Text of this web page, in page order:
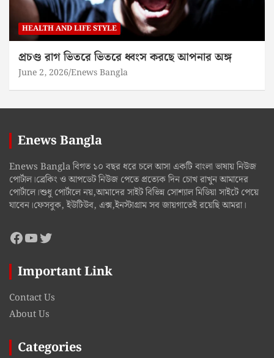
HEALTH AND LIFE STYLE
প্রচণ্ড রাগ ভিতরে ভিতরে ধ্বংস করছে আপনার অঙ্গ
June 2, 2026 Enews Bangla
Enews Bangla
Enews Bangla বিগত ১০ বছর ধরে চলে আসা একটি বাংলা ভাষায় নিউজ
পোর্টাল।ব্রেকিং ও আপডেট নিউজ পেতে প্রত্যেক দিন চোখ রাখুন আমাদের
পোর্টালে।শুধু পোর্টালে নয়,আমাদের সাইট বিভিন্ন সোশ্যাল মিডিয়া সাইটে পেয়ে
যাবেন।ফেসবুক, ইউটিউব, এক্স,ইনস্টাগ্রাম সব জায়গাতেই রয়েছি আমরা।
Facebook
YouTube
Twitter
Important Link
Contact Us
About Us
Categories